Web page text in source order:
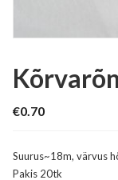
€0.70
Suurus~18m, värvus
Pakis 20tk